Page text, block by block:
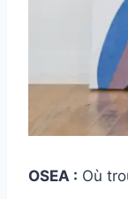
OSEA : Où